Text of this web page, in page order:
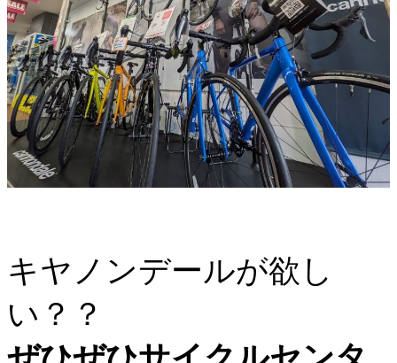
キヤノンデールが欲し
い？？